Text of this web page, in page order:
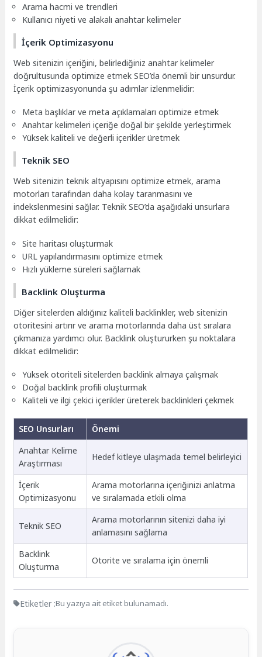
Arama hacmi ve trendleri
Kullanıcı niyeti ve alakalı anahtar kelimeler
İçerik Optimizasyonu
Web sitenizin içeriğini, belirlediğiniz anahtar kelimeler
doğrultusunda optimize etmek SEO’da önemli bir unsurdur.
İçerik optimizasyonunda şu adımlar izlenmelidir:
Meta başlıklar ve meta açıklamaları optimize etmek
Anahtar kelimeleri içeriğe doğal bir şekilde yerleştirmek
Yüksek kaliteli ve değerli içerikler üretmek
Teknik SEO
Web sitenizin teknik altyapısını optimize etmek, arama
motorları tarafından daha kolay taranmasını ve
indekslenmesini sağlar. Teknik SEO’da aşağıdaki unsurlara
dikkat edilmelidir:
Site haritası oluşturmak
URL yapılandırmasını optimize etmek
Hızlı yükleme süreleri sağlamak
Backlink Oluşturma
Diğer sitelerden aldığınız kaliteli backlinkler, web sitenizin
otoritesini artırır ve arama motorlarında daha üst sıralara
çıkmanıza yardımcı olur. Backlink oluştururken şu noktalara
dikkat edilmelidir:
Yüksek otoriteli sitelerden backlink almaya çalışmak
Doğal backlink profili oluşturmak
Kaliteli ve ilgi çekici içerikler üreterek backlinkleri çekmek
SEO Unsurları
Önemi
Anahtar Kelime
Araştırması
Hedef kitleye ulaşmada temel belirleyici
İçerik
Optimizasyonu
Arama motorlarına içeriğinizi anlatma
ve sıralamada etkili olma
Teknik SEO
Arama motorlarının sitenizi daha iyi
anlamasını sağlama
Backlink
Oluşturma
Otorite ve sıralama için önemli
Etiketler :Bu yazıya ait etiket bulunamadı.